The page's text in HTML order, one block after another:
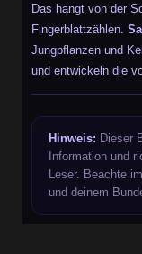
Das hängt von der
Fingerblattzählen.
Jungpflanzen und
und entwickeln die
Hinweis: Dieser
Information und
Leser. Beachte
und deinem